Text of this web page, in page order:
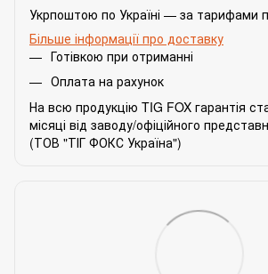
Укрпоштою по Україні — за тарифами
Більше інформації про доставку
Готівкою при отриманні
Оплата на рахунок
На всю продукцію TIG FOX гарантія
місяці від заводу/офіційного
(ТОВ "ТІГ ФОКС Україна")